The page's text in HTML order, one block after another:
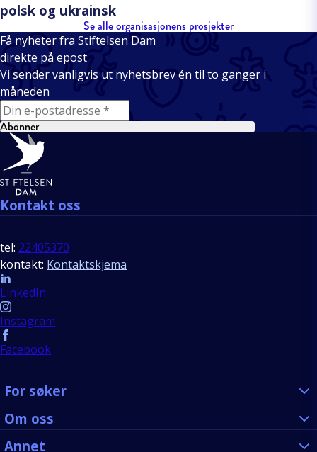
polsk og ukrainsk
Se alle organisasjonens prosjekter
Få nyheter fra Stiftelsen Dam
direkte på epost
Vi sender vanligvis ut nyhetsbrev én til to ganger i
måneden
E-mail
Abonner
Bunntekst
Kontakt oss
tel: 22405370
kontakt: Kontaktskjema
Follow us
LinkedIn
Instagram
Facebook
For søker
Om oss
Annet